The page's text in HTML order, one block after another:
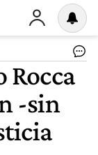
Rocca
-sin